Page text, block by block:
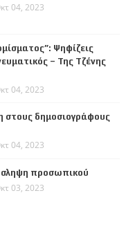
04, 2023
Ψηφίζεις
– Της Τζένης
04, 2023
στους δημοσιογράφους
04, 2023
προσωπικού
03, 2023